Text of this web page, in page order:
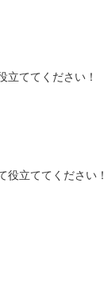
立ててください！
役立ててください！